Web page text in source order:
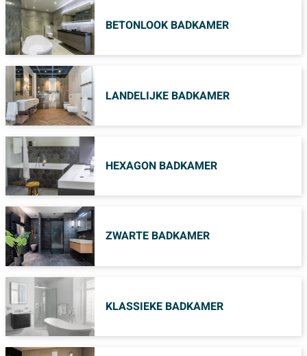
BETONLOOK BADKAMER
LANDELIJKE BADKAMER
HEXAGON BADKAMER
ZWARTE BADKAMER
KLASSIEKE BADKAMER